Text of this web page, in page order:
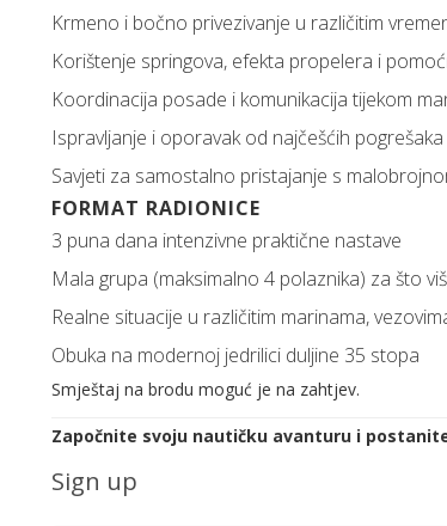
Krmeno i bočno privezivanje u različitim
Korištenje springova, efekta propelera i
Koordinacija posade i komunikacija tijekom
Ispravljanje i oporavak od najčešćih
Savjeti za samostalno pristajanje s
FORMAT RADIONICE
3 puna dana intenzivne praktične nastave
Mala grupa (maksimalno 4 polaznika) za što
Realne situacije u različitim marinama,
Obuka na modernoj jedrilici duljine 35 stopa
Smještaj na brodu moguć je na zahtjev.
Započnite svoju nautičku avanturu i
Sign up